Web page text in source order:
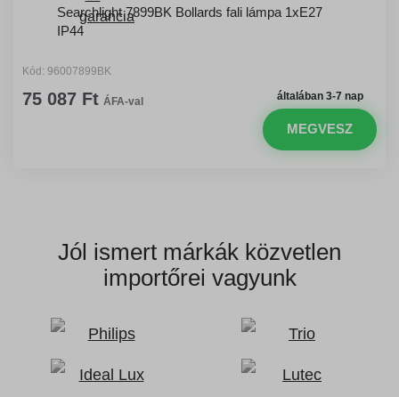
Searchlight 7899BK Bollards fali lámpa 1xE27
IP44
Kód: 96007899BK
általában 3-7 nap
75 087 Ft ÁFA-val
MEGVESZ
Jól ismert márkák közvetlen
importőrei vagyunk